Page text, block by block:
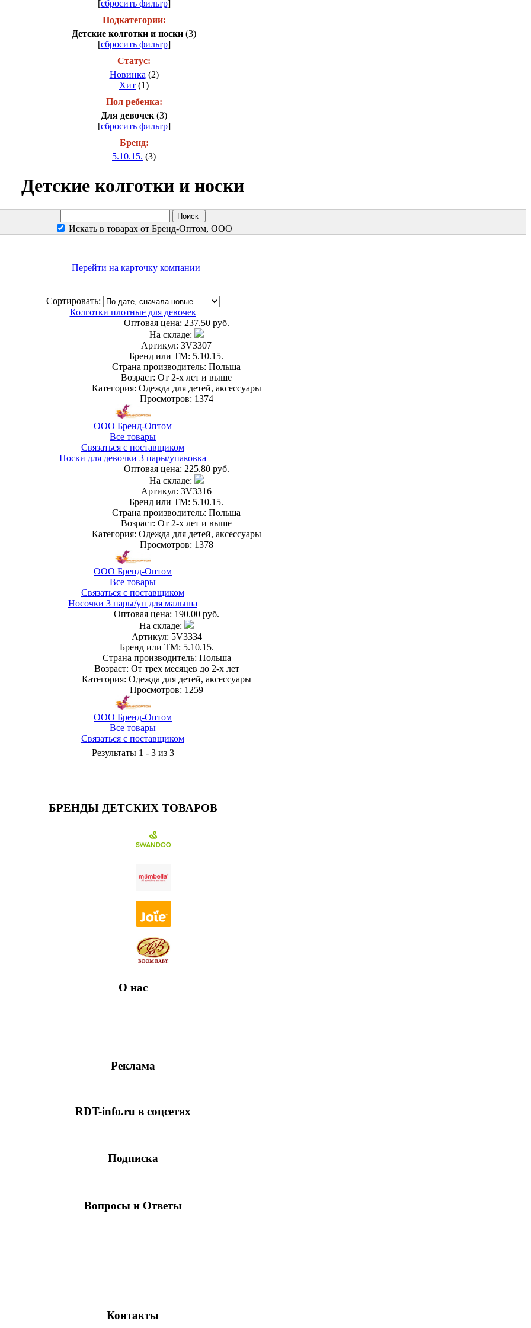
[сбросить фильтр]
Подкатегории:
Детские колготки и носки (3)
[сбросить фильтр]
Статус:
Новинка (2)
Хит (1)
Пол ребенка:
Для девочек (3)
[сбросить фильтр]
Бренд:
5.10.15. (3)
Детские колготки и носки
Искать в товарах от Бренд-Оптом, ООО
Перейти на карточку компании
Сортировать:
Колготки плотные для девочек
Оптовая цена: 237.50 руб.
На складе:
Артикул: 3V3307
Бренд или ТМ: 5.10.15.
Страна производитель: Польша
Возраст: От 2-х лет и выше
Категория: Одежда для детей, аксессуары
Просмотров: 1374
ООО Бренд-Оптом
Все товары
Связаться с поставщиком
Носки для девочки 3 пары/упаковка
Оптовая цена: 225.80 руб.
На складе:
Артикул: 3V3316
Бренд или ТМ: 5.10.15.
Страна производитель: Польша
Возраст: От 2-х лет и выше
Категория: Одежда для детей, аксессуары
Просмотров: 1378
ООО Бренд-Оптом
Все товары
Связаться с поставщиком
Носочки 3 пары/уп для малыша
Оптовая цена: 190.00 руб.
На складе:
Артикул: 5V3334
Бренд или ТМ: 5.10.15.
Страна производитель: Польша
Возраст: От трех месяцев до 2-х лет
Категория: Одежда для детей, аксессуары
Просмотров: 1259
ООО Бренд-Оптом
Все товары
Связаться с поставщиком
Результаты 1 - 3 из 3
БРЕНДЫ ДЕТСКИХ ТОВАРОВ
О нас
Реклама
RDT-info.ru в соцсетях
Подписка
Вопросы и Ответы
Контакты